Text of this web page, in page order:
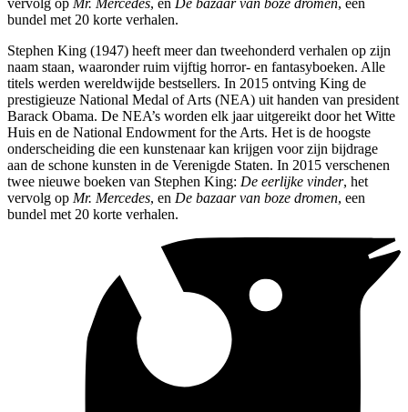
vervolg op Mr. Mercedes, en De bazaar van boze dromen, een
bundel met 20 korte verhalen.
Stephen King (1947) heeft meer dan tweehonderd verhalen op zijn
naam staan, waaronder ruim vijftig horror- en fantasyboeken. Alle
titels werden wereldwijde bestsellers. In 2015 ontving King de
prestigieuze National Medal of Arts (NEA) uit handen van president
Barack Obama. De NEA’s worden elk jaar uitgereikt door het Witte
Huis en de National Endowment for the Arts. Het is de hoogste
onderscheiding die een kunstenaar kan krijgen voor zijn bijdrage
aan de schone kunsten in de Verenigde Staten. In 2015 verschenen
twee nieuwe boeken van Stephen King: De eerlijke vinder, het
vervolg op Mr. Mercedes, en De bazaar van boze dromen, een
bundel met 20 korte verhalen.